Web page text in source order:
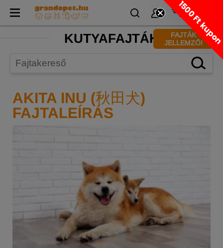
KUTYAFAJTÁK
AKITA INU (秋田犬)
FAJTALEÍRÁS
FAJTÁK
JELLEMZŐI
1500 Ft